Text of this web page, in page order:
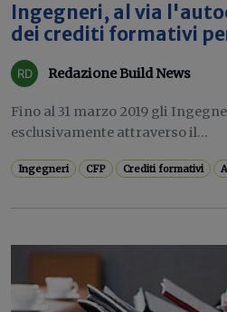
Ingegneri, al via
dei crediti formativi
Redazione Build News
Fino al 31 marzo 2019 gli
esclusivamente attraverso il...
Ingegneri CFP Crediti formativi